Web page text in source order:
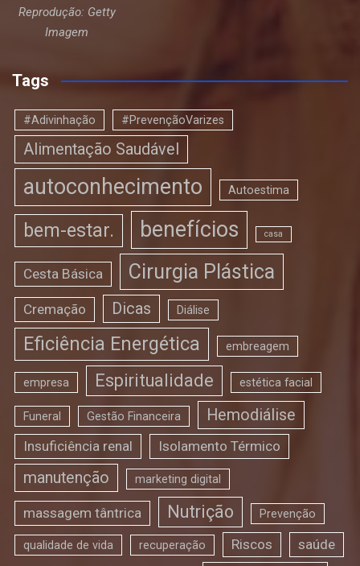
Reprodução: Getty
Imagem
Tags
#Adivinhação #PrevençãoVarizes
Alimentação Saudável
autoconhecimento Autoestima
bem-estar. benefícios casa
Cesta Básica Cirurgia Plástica
Cremação Dicas Diálise
Eficiência Energética embreagem
empresa Espiritualidade estética facial
Funeral Gestão Financeira Hemodiálise
Insuficiência renal Isolamento Térmico
manutenção marketing digital
massagem tântrica Nutrição Prevenção
qualidade de vida recuperação Riscos saúde